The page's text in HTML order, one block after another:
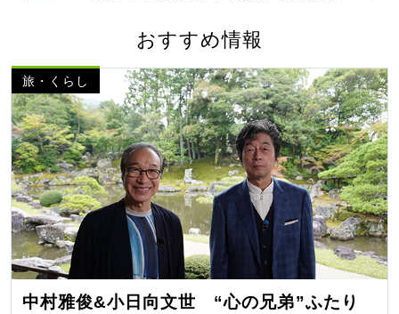
おすすめ情報
旅・くらし
中村雅俊&小日向文世 “心の兄弟”ふたり